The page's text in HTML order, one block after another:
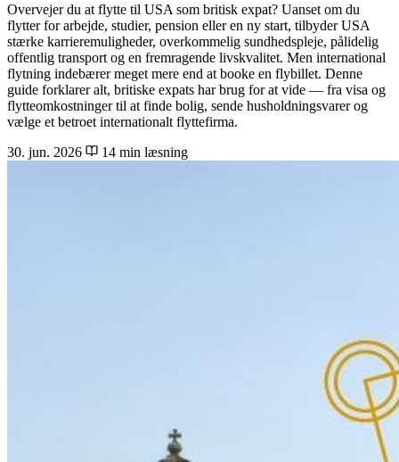
Overvejer du at flytte til USA som britisk expat? Uanset om du
flytter for arbejde, studier, pension eller en ny start, tilbyder USA
stærke karrieremuligheder, overkommelig sundhedspleje, pålidelig
offentlig transport og en fremragende livskvalitet. Men international
flytning indebærer meget mere end at booke en flybillet. Denne
guide forklarer alt, britiske expats har brug for at vide — fra visa og
flytteomkostninger til at finde bolig, sende husholdningsvarer og
vælge et betroet internationalt flyttefirma.
30. jun. 2026
14 min læsning